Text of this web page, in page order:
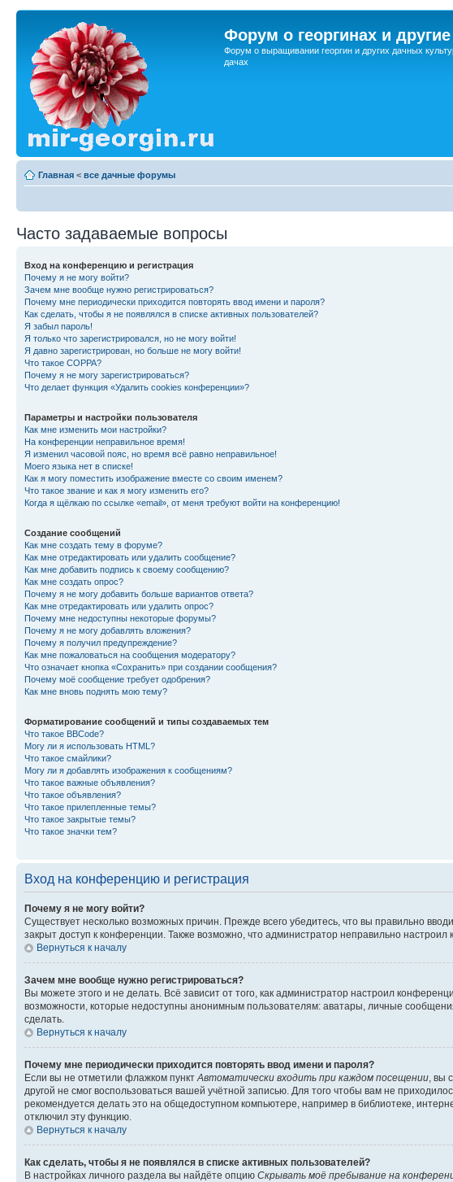
Форум о георгинах и
Форум о выращивании георгин и других дачных
дачах
Главная < все дачные форумы
Часто задаваемые вопросы
Вход на конференцию и регистрация
Почему я не могу войти?
Зачем мне вообще нужно регистрироваться?
Почему мне периодически приходится повторять ввод имени и пароля?
Как сделать, чтобы я не появлялся в списке активных пользователей?
Я забыл пароль!
Я только что зарегистрировался, но не могу войти!
Я давно зарегистрирован, но больше не могу войти!
Что такое COPPA?
Почему я не могу зарегистрироваться?
Что делает функция «Удалить cookies конференции»?
Параметры и настройки пользователя
Как мне изменить мои настройки?
На конференции неправильное время!
Я изменил часовой пояс, но время всё равно неправильное!
Моего языка нет в списке!
Как я могу поместить изображение вместе со своим именем?
Что такое звание и как я могу изменить его?
Когда я щёлкаю по ссылке «email», от меня требуют войти на конференцию!
Создание сообщений
Как мне создать тему в форуме?
Как мне отредактировать или удалить сообщение?
Как мне добавить подпись к своему сообщению?
Как мне создать опрос?
Почему я не могу добавить больше вариантов ответа?
Как мне отредактировать или удалить опрос?
Почему мне недоступны некоторые форумы?
Почему я не могу добавлять вложения?
Почему я получил предупреждение?
Как мне пожаловаться на сообщения модератору?
Что означает кнопка «Сохранить» при создании сообщения?
Почему моё сообщение требует одобрения?
Как мне вновь поднять мою тему?
Форматирование сообщений и типы создаваемых тем
Что такое BBCode?
Могу ли я использовать HTML?
Что такое смайлики?
Могу ли я добавлять изображения к сообщениям?
Что такое важные объявления?
Что такое объявления?
Что такое прилепленные темы?
Что такое закрытые темы?
Что такое значки тем?
Вход на конференцию и регистрация
Почему я не могу войти?
Существует несколько возможных причин. Прежде всего убедитесь, что вы правильно
закрыт доступ к конференции. Также возможно, что администратор неправильно
Вернуться к началу
Зачем мне вообще нужно регистрироваться?
Вы можете этого и не делать. Всё зависит от того, как администратор настроил
возможности, которые недоступны анонимным пользователям: аватары, личные
сделать.
Вернуться к началу
Почему мне периодически приходится повторять ввод имени и пароля?
Если вы не отметили флажком пунктАвтоматически входить при каждом посещении, вы
другой не смог воспользоваться вашей учётной записью. Для того чтобы вам не
рекомендуется делать это на общедоступном компьютере, например в библиотеке,
отключил эту функцию.
Вернуться к началу
Как сделать, чтобы я не появлялся в списке активных пользователей?
В настройках личного раздела вы найдёте опцию Скрывать моё пребывание на